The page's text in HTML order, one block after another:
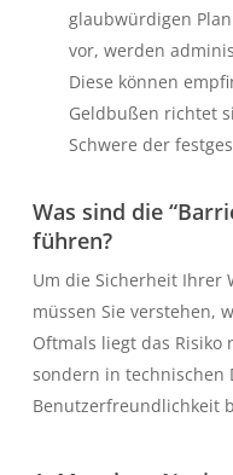
glaubwürdigen
vor, werden
Diese können
Geldbußen richtet
Schwere der
Was sind die
führen?
Um die Sicherheit Ihrer
müssen Sie verstehen,
Oftmals liegt das
sondern in technischen
Benutzerfreundlichkeit